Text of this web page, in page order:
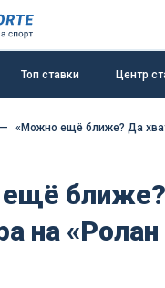
Топ ставки Центр
«Можно ещё ближе? Да
ближе?
на «Ролан